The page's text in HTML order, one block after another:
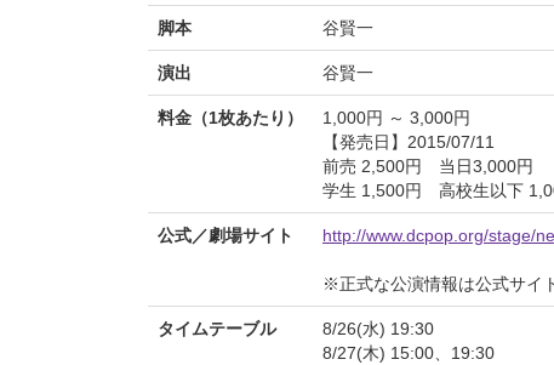
脚本 谷賢一
演出 谷賢一
料金（1枚あたり）
1,000円 ～ 3,000円
【発売日】2015/07/11
前売 2,500円 当日3,000円
学生 1,500円 高校生以下
公式／劇場サイト http://www.dcpop.org/stage/
※正式な公演情報は公式サイ
タイムテーブル
8/26(水) 19:30
8/27(木) 15:00、19:30